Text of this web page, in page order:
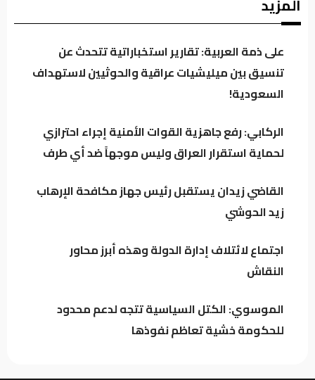
كردستان تحت مجهر “صولة الزيدي”.. مطالبات
بفتح ملفات النفط والمنافذ وإيرادات الإقليم
باحث سياسي: النظام في العراق لا يدير الأزمات..
بل يصنعها للبقاء
المزيد
على ذمة العربية: تقارير استخباراتية تتحدث عن
تنسيق بين ميليشيات عراقية والحوثيين لاستهداف
السعودية!
الركابي: رفع جاهزية القوات الأمنية إجراء احترازي
لحماية استقرار العراق وليس موجهاً ضد أي طرف
القاضي زيدان يستقبل رئيس جهاز مكافحة الإرهاب
زيد الحوشي
اجتماع لائتلاف إدارة الدولة وهذه أبرز محاور
النقاش
الموسوي: الكتل السياسية تتجه لدعم محدود
للحكومة خشية تعاظم نفوذها